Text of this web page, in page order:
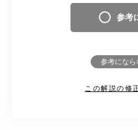
参考
参考になら
この解説の修